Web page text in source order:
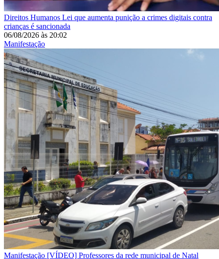
Direitos Humanos Lei que aumenta punição a crimes digitais contra
crianças é sancionada
06/08/2026 às 20:02
Manifestação
Manifestação [VÍDEO] Professores da rede municipal de Natal